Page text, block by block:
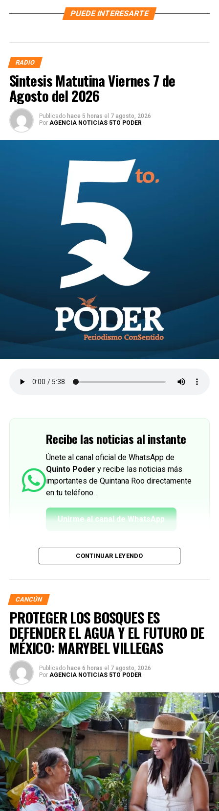
PUEDE INTERESARTE
RADIO
Sintesis Matutina Viernes 7 de
Agosto del 2026
Publicado hace 5 horas el 7 agosto, 2026
Por AGENCIA NOTICIAS 5TO PODER
Recibe las noticias al instante
Únete al canal oficial de WhatsApp de
Quinto Poder y recibe las noticias más
importantes de Quintana Roo directamente
en tu teléfono.
Unirme al canal de WhatsApp
CONTINUAR LEYENDO
CANCÚN
PROTEGER LOS BOSQUES ES
DEFENDER EL AGUA Y EL FUTURO DE
MÉXICO: MARYBEL VILLEGAS
Publicado hace 6 horas el 7 agosto, 2026
Por AGENCIA NOTICIAS 5TO PODER